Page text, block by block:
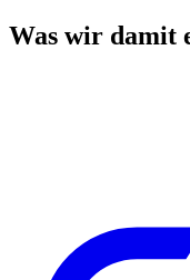
Was wir damit